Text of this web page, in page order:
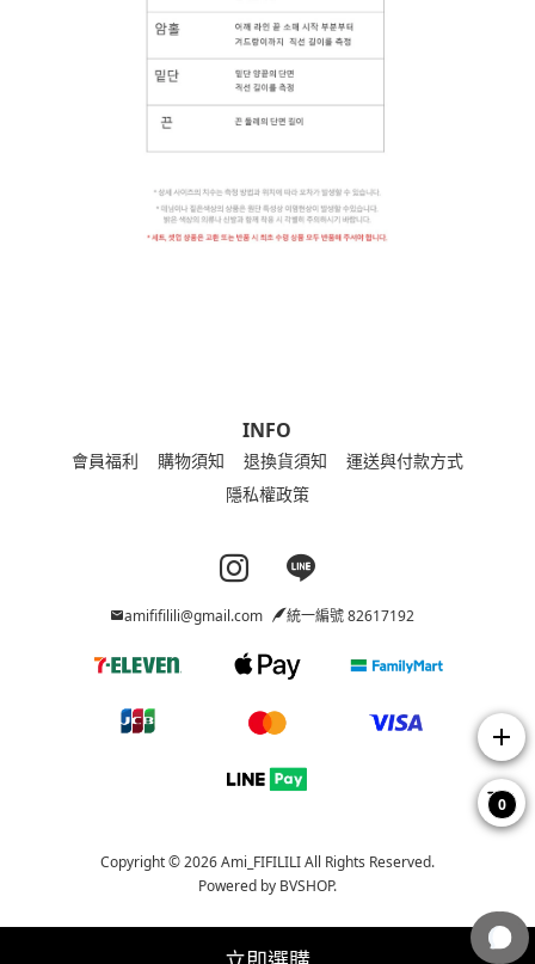
INFO
會員福利 購物須知 退換貨須知
運送與付款方式
隱私權政策
Instagram page
Line page
amififilili@gmail.com 統一編號 82617192
Copyright © 2026 Ami_FIFILILI All Rights Reserved.
Powered by BVSHOP.
add
0